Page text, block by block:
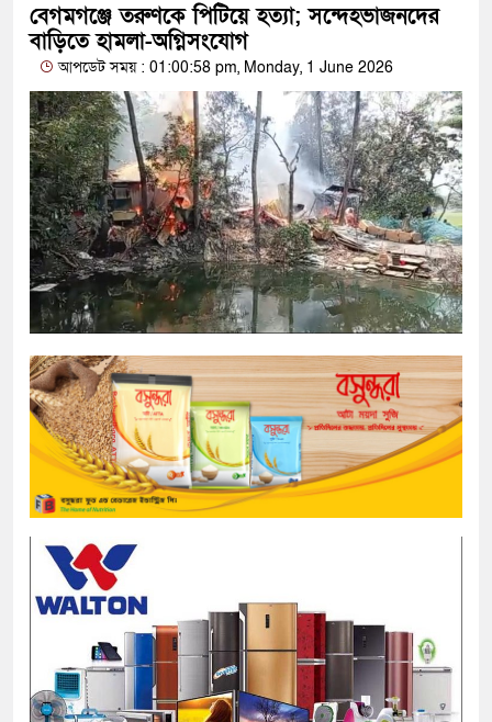
বেগমগঞ্জে তরুণকে পিটিয়ে হত্যা; সন্দেহভাজনদের
বাড়িতে হামলা-অগ্নিসংযোগ
আপডেট সময় : 01:00:58 pm, Monday, 1 June 2026